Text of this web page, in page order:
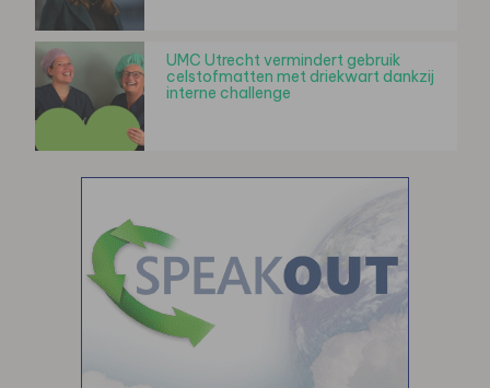
UMC Utrecht vermindert gebruik
celstofmatten met driekwart dankzij
interne challenge